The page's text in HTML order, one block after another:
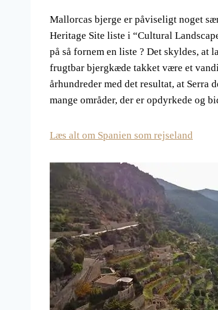
Mallorcas bjerge er påviseligt noget
Heritage Site liste i “Cultural
på så fornem en liste ? Det skyldes, at
frugtbar bjergkæde takket være et
århundreder med det resultat, at Serra
mange områder, der er opdyrkede og
Læs alt om Spanien som rejseland